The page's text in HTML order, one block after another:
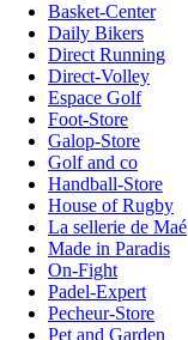
Basket-Center
Daily Bikers
Direct Running
Direct-Volley
Espace Golf
Foot-Store
Galop-Store
Golf and co
Handball-Store
House of Rugby
La sellerie de Maé
Made in Paradis
On-Fight
Padel-Expert
Pecheur-Store
Pet and Garden